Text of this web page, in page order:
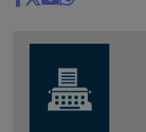
Share